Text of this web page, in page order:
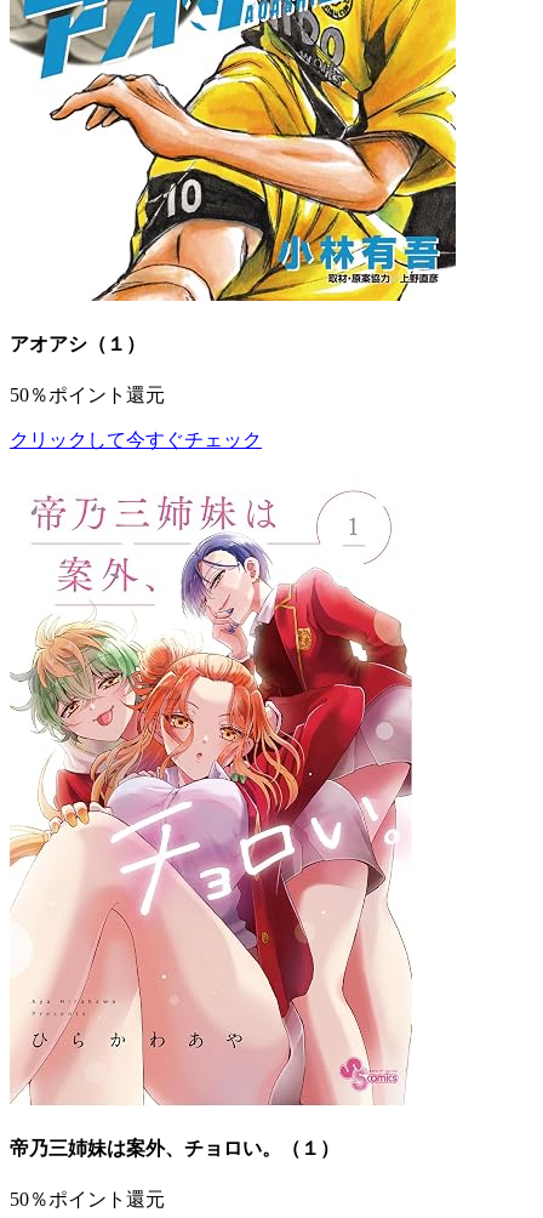
アオアシ（１）
50％ポイント還元
クリックして今すぐチェック
帝乃三姉妹は案外、チョロい。（１）
50％ポイント還元